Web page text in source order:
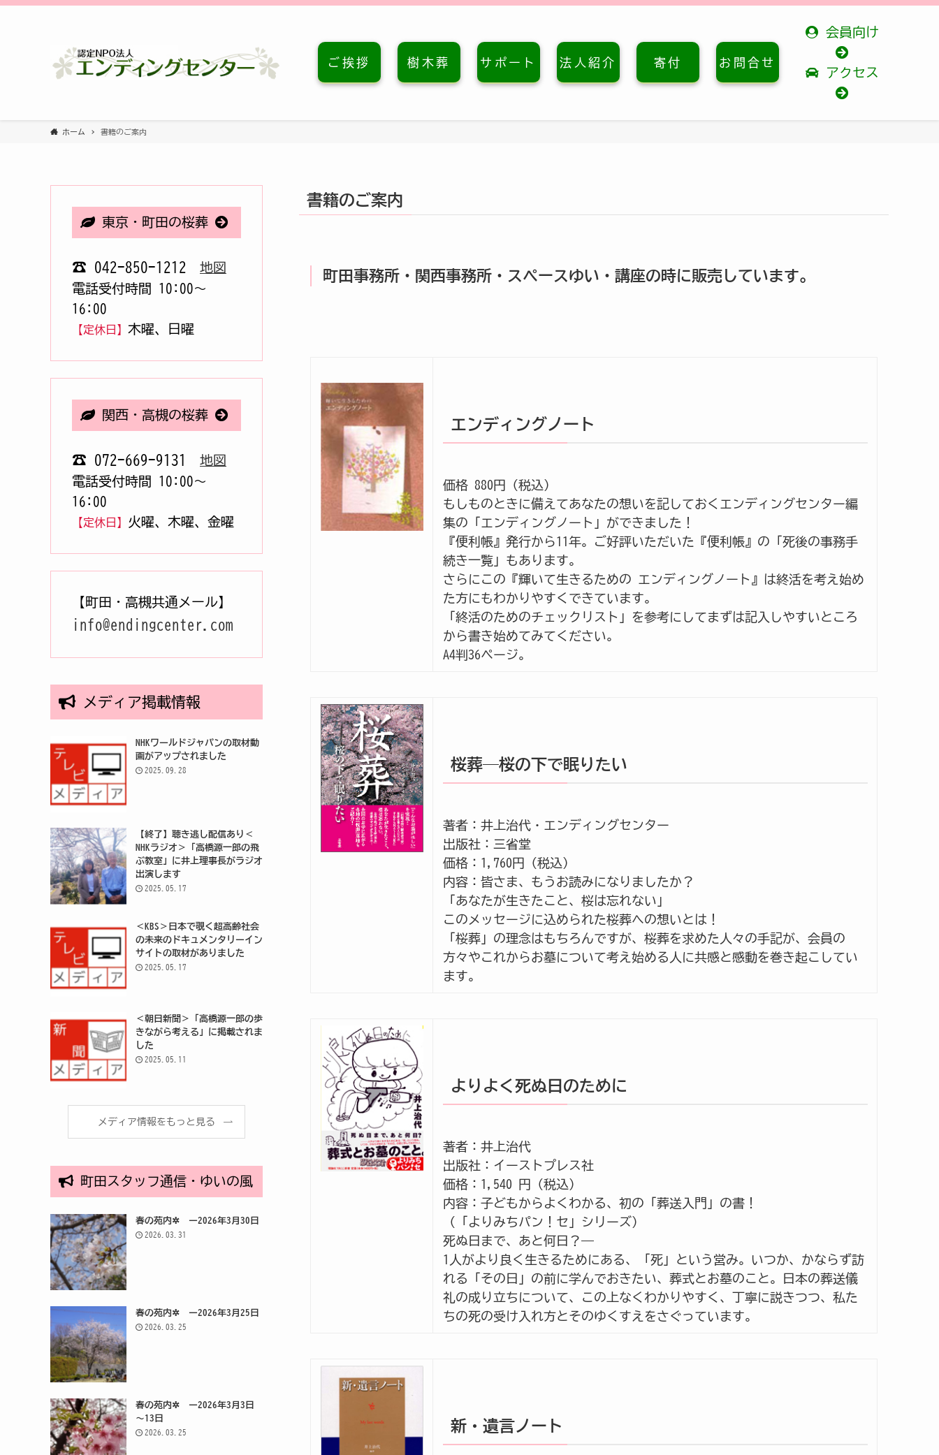
ご挨拶 樹木葬 サポート 法人紹介 寄付 お問合せ
会員向け
アクセス
ホーム 書籍のご案内
書籍のご案内
町田事務所・関西事務所・スペースゆい・講座の時に販売しています。
エンディングノート
価格 880円（税込）
もしものときに備えてあなたの想いを記しておくエンディングセンター編
集の「エンディングノート」ができました！
『便利帳』発行から11年。ご好評いただいた『便利帳』の「死後の事務手
続き一覧」もあります。
さらにこの『輝いて生きるための エンディングノート』は終活を考え始め
た方にもわかりやすくできています。
「終活のためのチェックリスト」を参考にしてまずは記入しやすいところ
から書き始めてみてください。
A4判36ページ。
桜葬―桜の下で眠りたい
著者：井上治代・エンディングセンター
出版社：三省堂
価格：1,760円（税込）
内容：皆さま、もうお読みになりましたか？
「あなたが生きたこと、桜は忘れない」
このメッセージに込められた桜葬への想いとは！
「桜葬」の理念はもちろんですが、桜葬を求めた人々の手記が、会員の
方々やこれからお墓について考え始める人に共感と感動を巻き起こしてい
ます。
よりよく死ぬ日のために
著者：井上治代
出版社：イーストプレス社
価格：1,540 円（税込）
内容：子どもからよくわかる、初の「葬送入門」の書！
（「よりみちパン！セ」シリーズ）
死ぬ日まで、あと何日？―
1人がより良く生きるためにある、「死」という営み。いつか、かならず訪
れる「その日」の前に学んでおきたい、葬式とお墓のこと。日本の葬送儀
礼の成り立ちについて、この上なくわかりやすく、丁寧に説きつつ、私た
ちの死の受け入れ方とそのゆくすえをさぐっています。
新・遺言ノート
東京・町田の桜葬
☎ 042-850-1212
地図
電話受付時間 10:00〜
16:00
【定休日】 木曜、日曜
関西・高槻の桜葬
☎ 072-669-9131
地図
電話受付時間 10:00〜
16:00
【定休日】 火曜、木曜、金曜
【町田・高槻共通メール】
info@endingcenter.com
メディア掲載情報
NHKワールドジャパンの取材動
画がアップされました
2025.09.28
【終了】聴き逃し配信あり＜
NHKラジオ＞「高橋源一郎の飛
ぶ教室」に井上理事長がラジオ
出演します
2025.05.17
＜KBS＞日本で覗く超高齢社会
の未来のドキュメンタリーイン
サイトの取材がありました
2025.05.17
＜朝日新聞＞「高橋源一郎の歩
きながら考える」に掲載されま
した
2025.05.11
メディア情報をもっと見る
町田スタッフ通信・ゆいの風
春の苑内✲ ー2026年3月30日
2026.03.31
春の苑内✲ ー2026年3月25日
2026.03.25
春の苑内✲ ー2026年3月3日
～13日
2026.03.25